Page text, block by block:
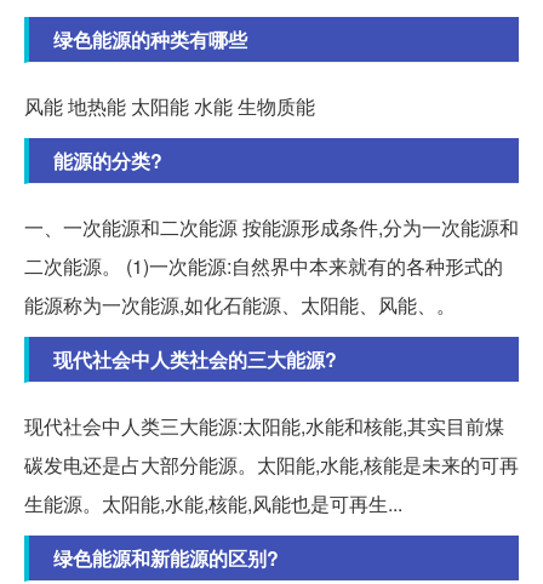
绿色能源的种类有哪些
风能 地热能 太阳能 水能 生物质能
能源的分类?
一、一次能源和二次能源 按能源形成条件,分为一次能源和
二次能源。 (1)一次能源:自然界中本来就有的各种形式的
能源称为一次能源,如化石能源、太阳能、风能、。
现代社会中人类社会的三大能源?
现代社会中人类三大能源:太阳能,水能和核能,其实目前煤
碳发电还是占大部分能源。太阳能,水能,核能是未来的可再
生能源。太阳能,水能,核能,风能也是可再生...
绿色能源和新能源的区别?